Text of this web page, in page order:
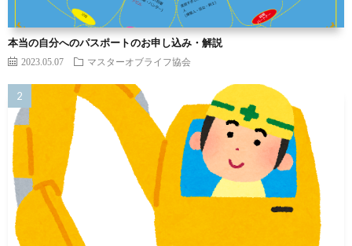
本当の自分へのパスポートのお申し込み・解説
2023.05.07 マスターオブライフ協会